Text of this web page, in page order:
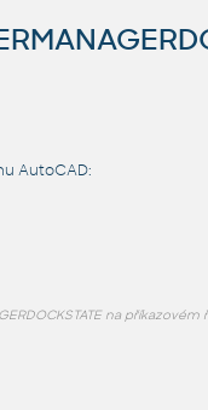
AutoCAD:
na příkazovém